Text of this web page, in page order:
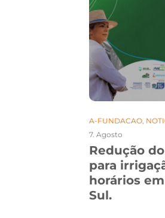
A-FUNDACAO,
7. Agosto
Redução
para
horários
Sul.